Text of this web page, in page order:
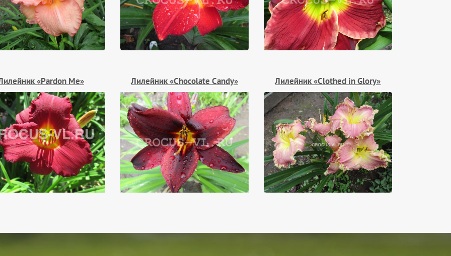
«Pardon Me» Лилейник «Chocolate Candy» Лилейник «Clothed in Glory»